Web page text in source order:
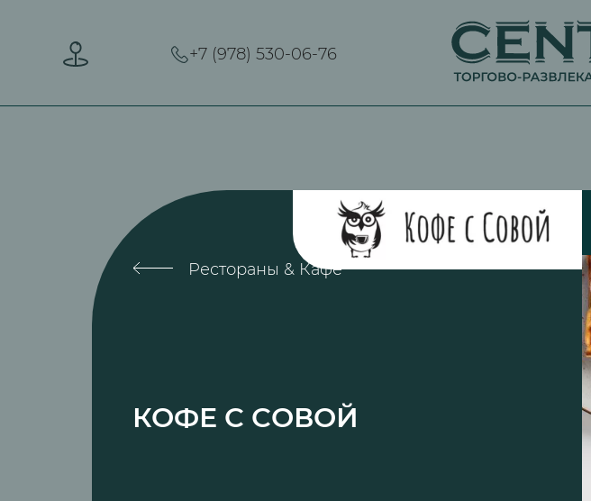
+7 (978) 530-06-76
Рестораны & Кафе
КОФЕ С СОВОЙ